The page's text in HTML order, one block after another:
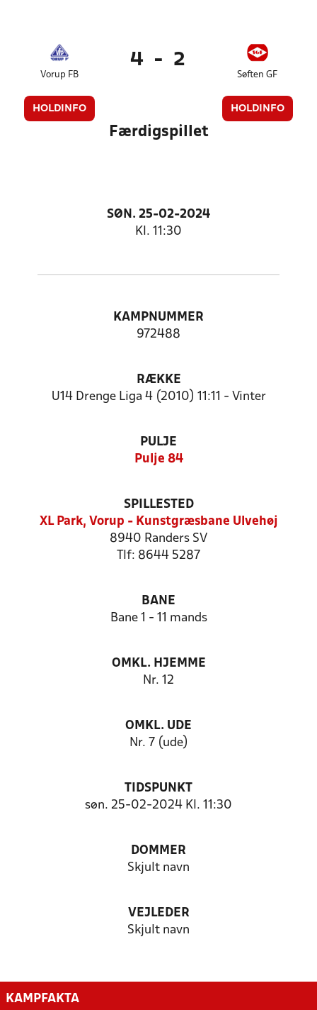
Vorup FB
HOLDINFO
4 - 2
Søften GF
HOLDINFO
Færdigspillet
SØN. 25-02-2024
Kl. 11:30
KAMPNUMMER
972488
RÆKKE
U14 Drenge Liga 4 (2010) 11:11 - Vinter
PULJE
Pulje 84
SPILLESTED
XL Park, Vorup - Kunstgræsbane Ulvehøj
8940 Randers SV
Tlf: 8644 5287
BANE
Bane 1 - 11 mands
OMKL. HJEMME
Nr. 12
OMKL. UDE
Nr. 7 (ude)
TIDSPUNKT
søn. 25-02-2024 Kl. 11:30
DOMMER
Skjult navn
VEJLEDER
Skjult navn
KAMPFAKTA